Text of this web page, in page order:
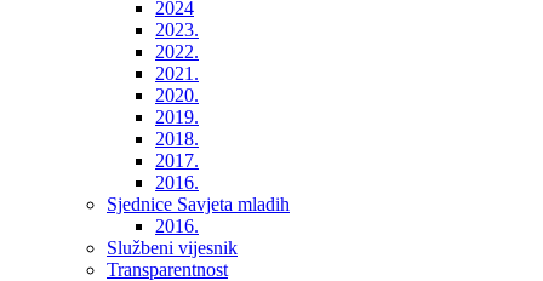
2024
2023.
2022.
2021.
2020.
2019.
2018.
2017.
2016.
Sjednice Savjeta mladih
2016.
Službeni vijesnik
Transparentnost